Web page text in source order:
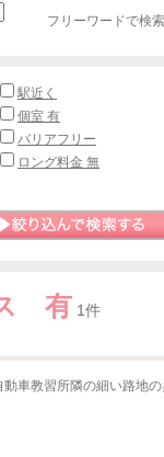
フリーワードで検索
駅近く
個室 有
バリアフリー
ロング料金 無
有 1件
車教習所隣の細い路地の